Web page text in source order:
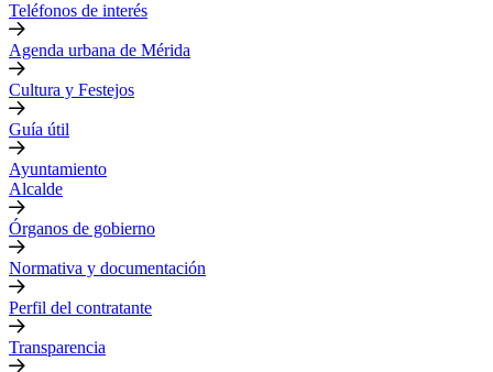
Teléfonos de interés
Agenda urbana de Mérida
Cultura y Festejos
Guía útil
Ayuntamiento
Alcalde
Órganos de gobierno
Normativa y documentación
Perfil del contratante
Transparencia